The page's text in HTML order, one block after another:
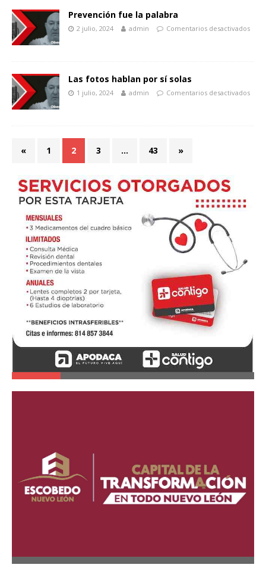
Prevención fue la palabra
2 julio, 2024 admin Comentarios desactivados
Las fotos hablan por sí solas
1 julio, 2024 admin Comentarios desactivados
« 1 2 3 … 43 »